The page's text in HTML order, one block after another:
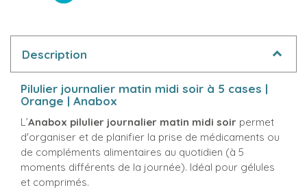
Description
Pilulier journalier matin midi soir à 5 cases |
Orange | Anabox
L’Anabox pilulier journalier matin midi soir permet
d'organiser et de planifier la prise de médicaments ou
de compléments alimentaires au quotidien (à 5
moments différents de la journée). Idéal pour gélules
et comprimés.